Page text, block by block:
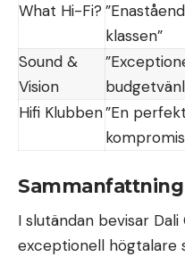
What Hi-Fi?
klassen”
Sound &
Vision
Hifi Klubben”En
Sammanfattning
I slutändan bevisar
exceptionell högtalare